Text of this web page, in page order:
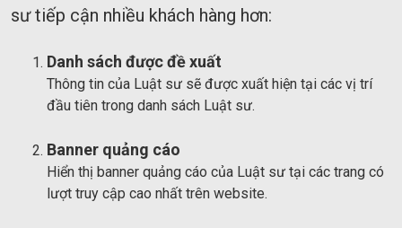
sư tiếp cận nhiều khách hàng hơn:
Danh sách được đề xuất
Thông tin của Luật sư sẽ được xuất hiện tại các vị trí
đầu tiên trong danh sách Luật sư.
Banner quảng cáo
Hiển thị banner quảng cáo của Luật sư tại các trang có
lượt truy cập cao nhất trên website.